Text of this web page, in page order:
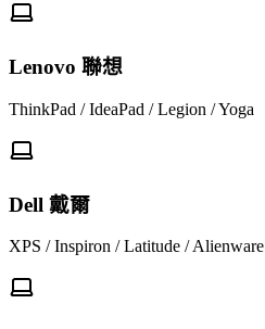
Lenovo 聯想
ThinkPad / IdeaPad / Legion / Yoga
Dell 戴爾
XPS / Inspiron / Latitude / Alienware